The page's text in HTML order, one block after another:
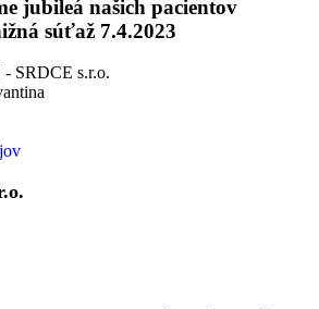
jubileá našich pacientov
súťaž 7.4.2023
SRDCE s.r.o.